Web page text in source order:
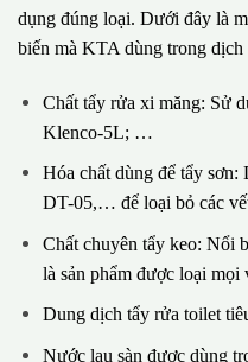
dụng đúng loại. Dưới đây là
biến mà KTA dùng trong
Chất tẩy rửa xi măng: Sử
Klenco-5L; …
Hóa chất dùng để tẩy sơn:
DT-05,… để loại bỏ các
Chất chuyên tẩy keo: Nổi
là sản phẩm được loại mọi
Dung dịch tẩy rửa toilet
Nước lau sàn được dùng